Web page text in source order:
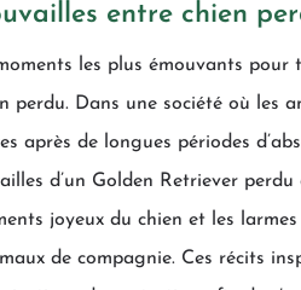
entre chien
les plus émouvants
perdu. Dans une société où les
après de longues périodes
d’un Golden Retriever
joyeux du chien et les
de compagnie. Ces récits